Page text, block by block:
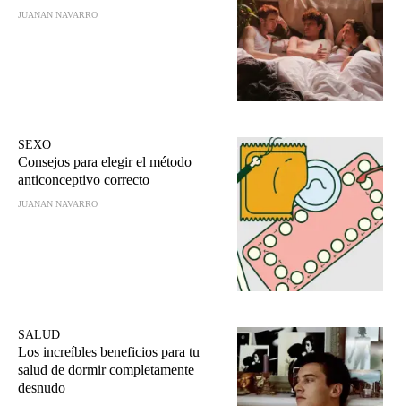
JUANAN NAVARRO
SEXO
Consejos para elegir el método
anticonceptivo correcto
JUANAN NAVARRO
SALUD
Los increíbles beneficios para tu
salud de dormir completamente
desnudo